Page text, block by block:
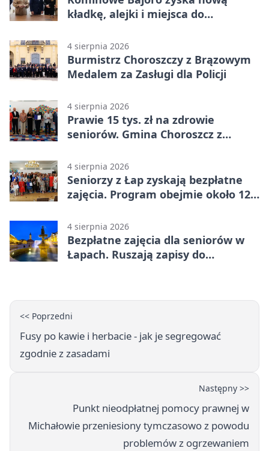
kładkę, alejki i miejsca do
4 sierpnia 2026
Burmistrz Choroszczy z Brązowym
Medalem za Zasługi dla Policji
4 sierpnia 2026
Prawie 15 tys. zł na zdrowie
seniorów. Gmina Choroszcz z
4 sierpnia 2026
Seniorzy z Łap zyskają bezpłatne
zajęcia. Program obejmie około 120
4 sierpnia 2026
Bezpłatne zajęcia dla seniorów w
Łapach. Ruszają zapisy do
<< Poprzedni
Fusy po kawie i herbacie - jak je segregować
zgodnie z zasadami
Następny >>
Punkt nieodpłatnej pomocy prawnej w
Michałowie przeniesiony tymczasowo z powodu
problemów z ogrzewaniem